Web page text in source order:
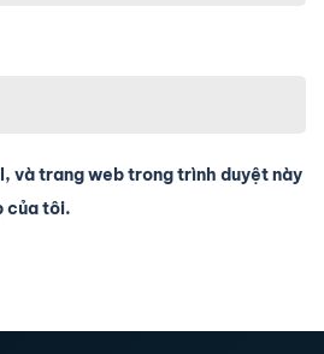
và trang web trong trình duyệt này
của tôi.